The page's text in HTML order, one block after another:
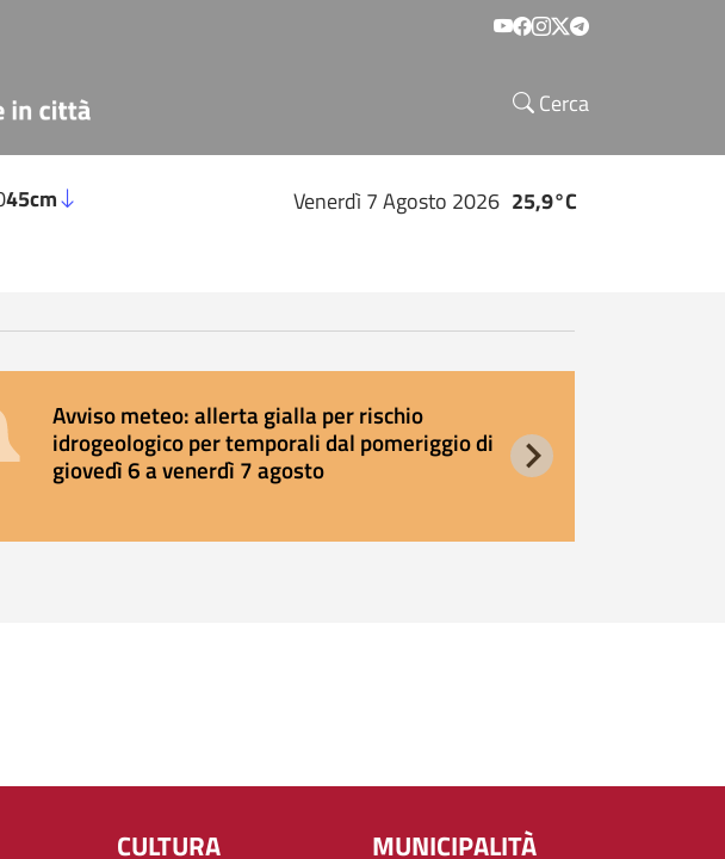
Social menu
Cerca
45cm Venerdì 7 Agosto 2026 25,9°C
Avviso meteo: allerta gialla per rischio
idrogeologico per temporali dal pomeriggio di
giovedì 6 a venerdì 7 agosto
CULTURA MUNICIPALITÀ